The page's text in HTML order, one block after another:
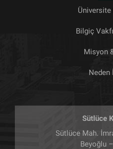
Üniversite
Bilgiç
Misyon
Neden
Sütlüce
Sütlüce Mah.
Beyoğlu